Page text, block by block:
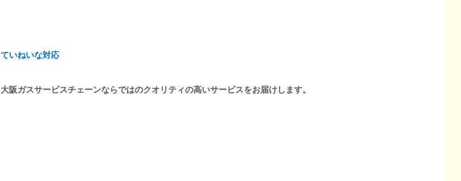
ていねいな対応
大阪ガスサービスチェーンならではのクオリティの高いサービスをお届けします。